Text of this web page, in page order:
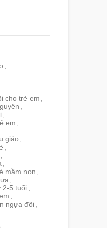
,
cho trẻ em ,
,
,
em ,
giáo ,
,
,
,
mầm non ,
,
2-5 tuổi ,
,
ngựa đôi ,